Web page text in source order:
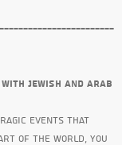
Jewish and Arab
events that
of the world, you